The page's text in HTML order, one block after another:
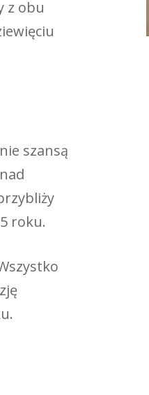
z obu
szansą
roku.